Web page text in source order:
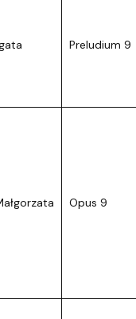
Preludium 9
Opus 9